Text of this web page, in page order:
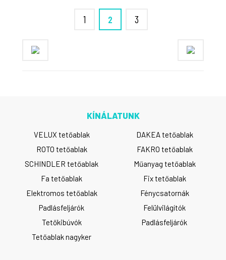
1 2 3
KÍNÁLATUNK
VELUX tetőablak
DAKEA tetőablak
ROTO tetőablak
FAKRO tetőablak
SCHINDLER tetőablak
Műanyag tetőablak
Fa tetőablak
Fix tetőablak
Elektromos tetőablak
Fénycsatornák
Padlásfeljárók
Felülvilágítók
Tetőkibúvók
Padlásfeljárók
Tetőablak nagyker